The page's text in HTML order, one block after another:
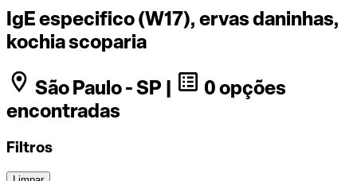
IgE especifico (W17), ervas daninhas,
kochia scoparia
São Paulo - SP |
0 opções
encontradas
Filtros